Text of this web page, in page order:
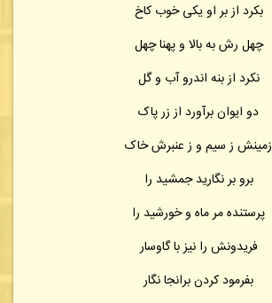
بکرد از بر او یکی خوب کاخ
چهل رش به بالا و پهنا چهل
نکرد از بنه اندرو آب و گل
دو ایوان برآورد از زر پاک
زمینش ز سیم و ز عنبرش خاک
برو بر نگارید جمشید را
پرستنده مر ماه و خورشید را
فریدونش را نیز با گاوسار
بفرمود کردن برانجا نگار